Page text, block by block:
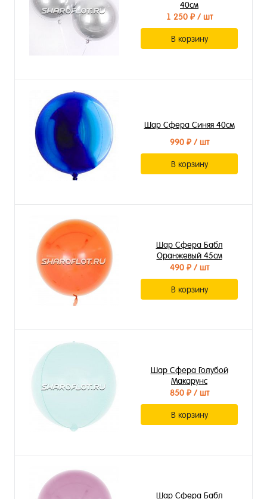
40см
1 250 ₽/ шт
В корзину
Шар Сфера Синяя 40см
990 ₽/ шт
В корзину
Шар Сфера Бабл
Оранжевый 45см
490 ₽/ шт
В корзину
Шар Сфера Голубой
Макарунс
850 ₽/ шт
В корзину
Шар Сфера Бабл